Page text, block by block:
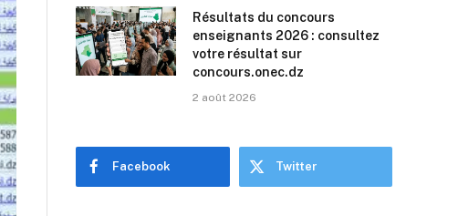
Résultats du concours
enseignants 2026 : consultez
votre résultat sur
concours.onec.dz
2 août 2026
Facebook Twitter